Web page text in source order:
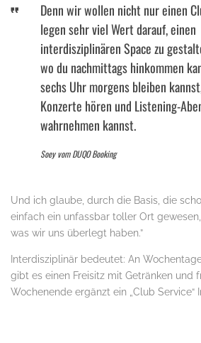
Denn wir wollen nicht nur einen
legen sehr viel Wert darauf, einen
interdisziplinären Space zu
wo du nachmittags hinkommen
sechs Uhr morgens bleiben
Konzerte hören und Listening-
wahrnehmen kannst.
Soey vom DUQO Booking
Und ich glaube, durch die Basis, die
einfach ein unfassbar toller Ort
was wir uns überlegt haben.”
Interdisziplinär bedeutet: An
gibt es einen Freisitz mit Getränken und
Wochenende ergänzt ein „Club Service“